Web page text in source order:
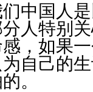
中国人
人特别
，如果
自己的
。